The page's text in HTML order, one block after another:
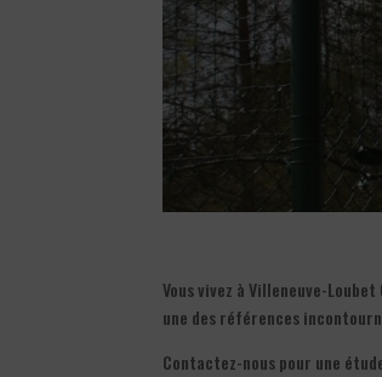
Vous vivez à Villeneuve-
une des références
Contactez-nous pour une